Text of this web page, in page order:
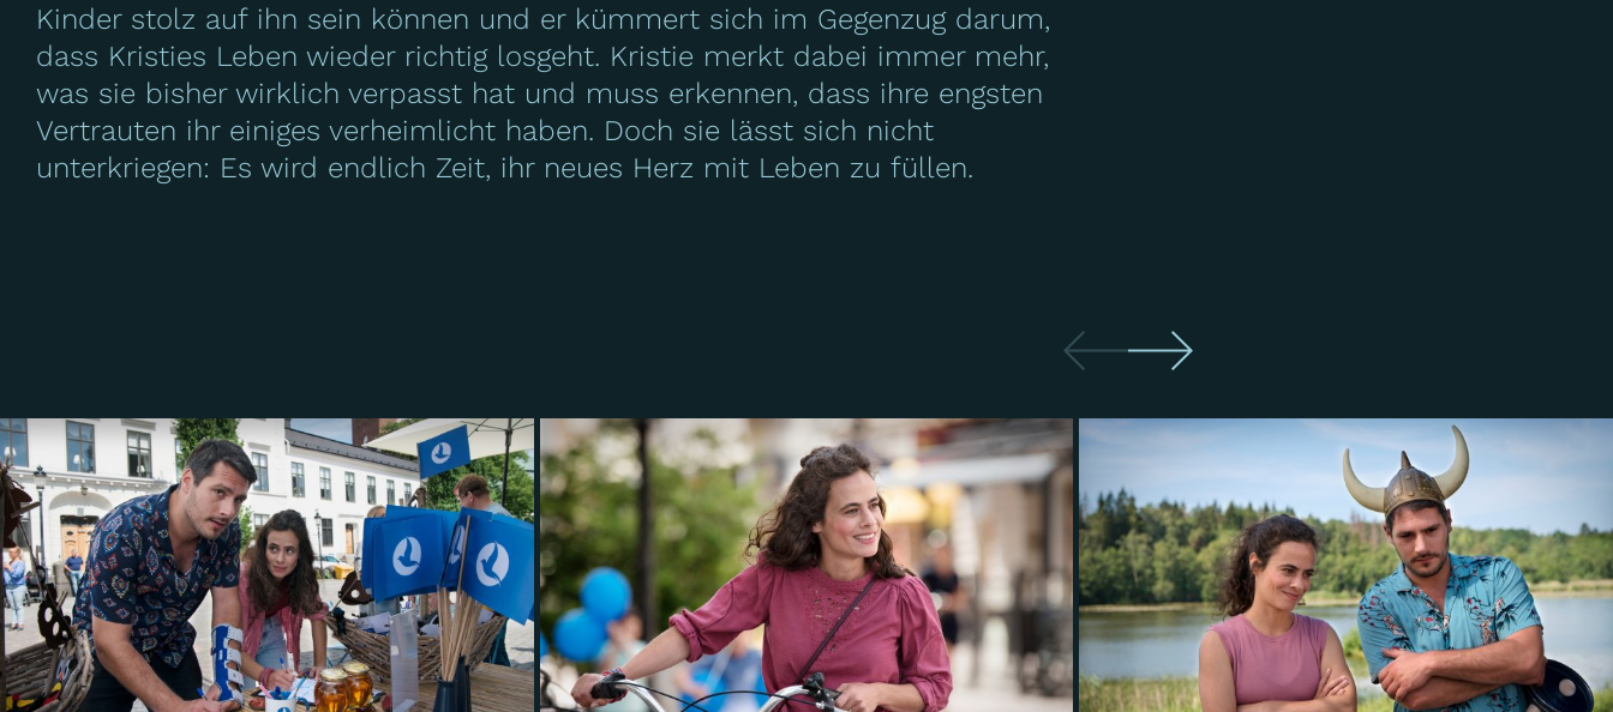
Kinder stolz auf ihn sein können und er kümmert sich im Gegenzug darum,
dass Kristies Leben wieder richtig losgeht. Kristie merkt dabei immer mehr,
was sie bisher wirklich verpasst hat und muss erkennen, dass ihre engsten
Vertrauten ihr einiges verheimlicht haben. Doch sie lässt sich nicht
unterkriegen: Es wird endlich Zeit, ihr neues Herz mit Leben zu füllen.